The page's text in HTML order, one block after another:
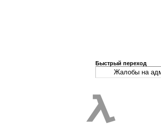
Быстрый переход